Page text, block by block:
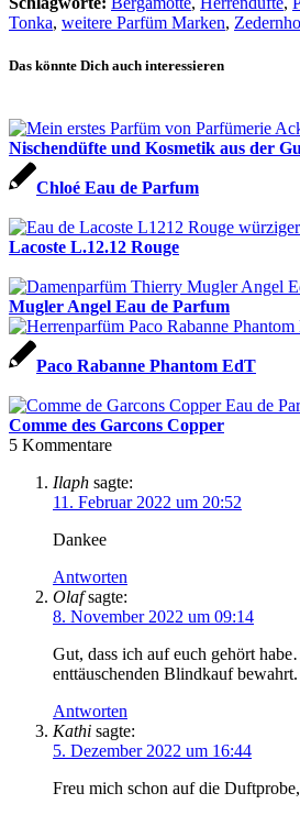
Tonka, weitere Parfüm Marken,
Das könnte Dich auch interessieren
Nischendüfte und Kosmetik aus der
Chloé Eau de Parfum
Lacoste L.12.12 Rouge
Mugler Angel Eau de Parfum
Paco Rabanne Phantom EdT
Comme des Garcons Copper
5 Kommentare
Ilaph sagte:
11. Februar 2022 um 20:52
Dankee
Antworten
Olaf sagte:
8. November 2022 um 09:14
Gut, dass ich auf euch gehört
enttäuschenden Blindkauf bewahrt.
Antworten
Kathi sagte:
5. Dezember 2022 um 16:44
Freu mich schon auf die